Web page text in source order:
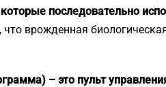
последовательно
врожденная
– это пульт